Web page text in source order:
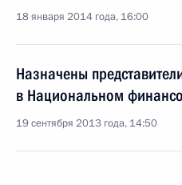
18 января 2014 года, 16:00
Назначены
в Национальном
19 сентября 2013 года, 14:50